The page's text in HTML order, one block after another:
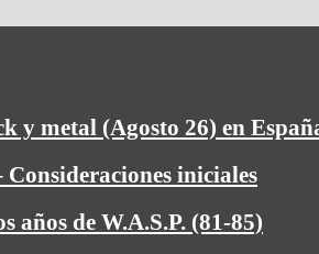
y metal (Agosto 26) en
iniciales
años de W.A.S.P. (81-85)